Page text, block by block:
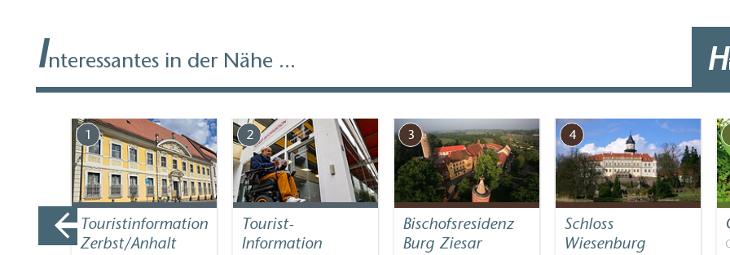
Interessantes in der Nähe ... H
1
Touristinformation
Zerbst/Anhalt
2
Tourist-
Information
3
Bischofsresidenz
Burg Ziesar
4
Schloss
Wiesenburg